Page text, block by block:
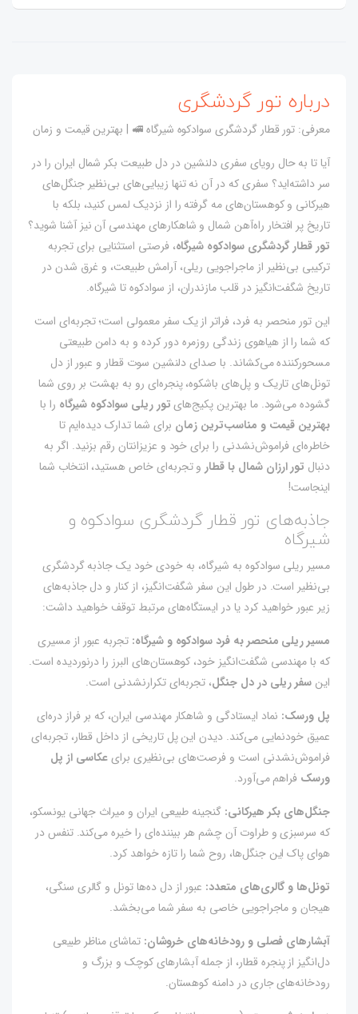
درباره تور گردشگری
معرفی: تور قطار گردشگری سوادکوه شیرگاه 🚅 | بهترین قیمت و زمان
آیا تا به حال رویای سفری دلنشین در دل طبیعت بکر شمال ایران را در
سر داشته‌اید؟ سفری که در آن نه تنها زیبایی‌های بی‌نظیر جنگل‌های
هیرکانی و کوهستان‌های مه گرفته را از نزدیک لمس کنید، بلکه با
تاریخ پر افتخار راه‌آهن شمال و شاهکارهای مهندسی آن نیز آشنا شوید؟
تور قطار گردشگری سوادکوه شیرگاه، فرصتی استثنایی برای تجربه
ترکیبی بی‌نظیر از ماجراجویی ریلی، آرامش طبیعت، و غرق شدن در
تاریخ شگفت‌انگیز در قلب مازندران، از سوادکوه تا شیرگاه.
این تور منحصر به فرد، فراتر از یک سفر معمولی است؛ تجربه‌ای است
که شما را از هیاهوی زندگی روزمره دور کرده و به دامن طبیعتی
مسحورکننده می‌کشاند. با صدای دلنشین سوت قطار و عبور از دل
تونل‌های تاریک و پل‌های باشکوه، پنجره‌ای رو به بهشت بر روی شما
گشوده می‌شود. ما بهترین پکیج‌هایتور ریلی سوادکوه شیرگاه را با
بهترین قیمت و مناسب‌ترین زمان برای شما تدارک دیده‌ایم تا
خاطره‌ای فراموش‌نشدنی را برای خود و عزیزانتان رقم بزنید. اگر به
دنبال تور ارزان شمال با قطار و تجربه‌ای خاص هستید، انتخاب شما
اینجاست!
جاذبه‌های تور قطار گردشگری سوادکوه و
شیرگاه
مسیر ریلی سوادکوه به شیرگاه، به خودی خود یک جاذبه گردشگری
بی‌نظیر است. در طول این سفر شگفت‌انگیز، از کنار و دل جاذبه‌های
زیر عبور خواهید کرد یا در ایستگاه‌های مرتبط توقف خواهید داشت:
مسیر ریلی منحصر به فرد سوادکوه و شیرگاه: تجربه عبور از مسیری
که با مهندسی شگفت‌انگیز خود، کوهستان‌های البرز را درنوردیده است.
این سفر ریلی در دل جنگل، تجربه‌ای تکرارنشدنی است.
پل ورسک: نماد ایستادگی و شاهکار مهندسی ایران، که بر فراز دره‌ای
عمیق خودنمایی می‌کند. دیدن این پل تاریخی از داخل قطار، تجربه‌ای
فراموش‌نشدنی است و فرصت‌های بی‌نظیری برایعکاسی از پل
ورسک فراهم می‌آورد.
جنگل‌های بکر هیرکانی: گنجینه طبیعی ایران و میراث جهانی یونسکو،
که سرسبزی و طراوت آن چشم هر بیننده‌ای را خیره می‌کند. تنفس در
هوای پاک این جنگل‌ها، روح شما را تازه خواهد کرد.
تونل‌ها و گالری‌های متعدد: عبور از دل ده‌ها تونل و گالری سنگی،
هیجان و ماجراجویی خاصی به سفر شما می‌بخشد.
آبشارهای فصلی و رودخانه‌های خروشان: تماشای مناظر طبیعی
دل‌انگیز از پنجره قطار، از جمله آبشارهای کوچک و بزرگ و
رودخانه‌های جاری در دامنه کوهستان.